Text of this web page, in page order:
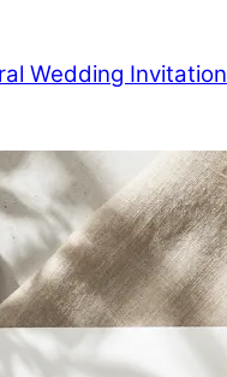
Wedding Invitation